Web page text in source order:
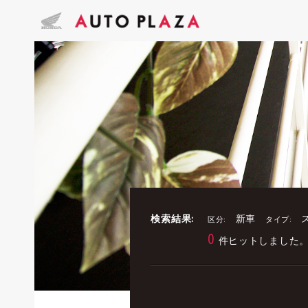
検索結果: 区分: 新車 タイプ:
0 件ヒットしました。